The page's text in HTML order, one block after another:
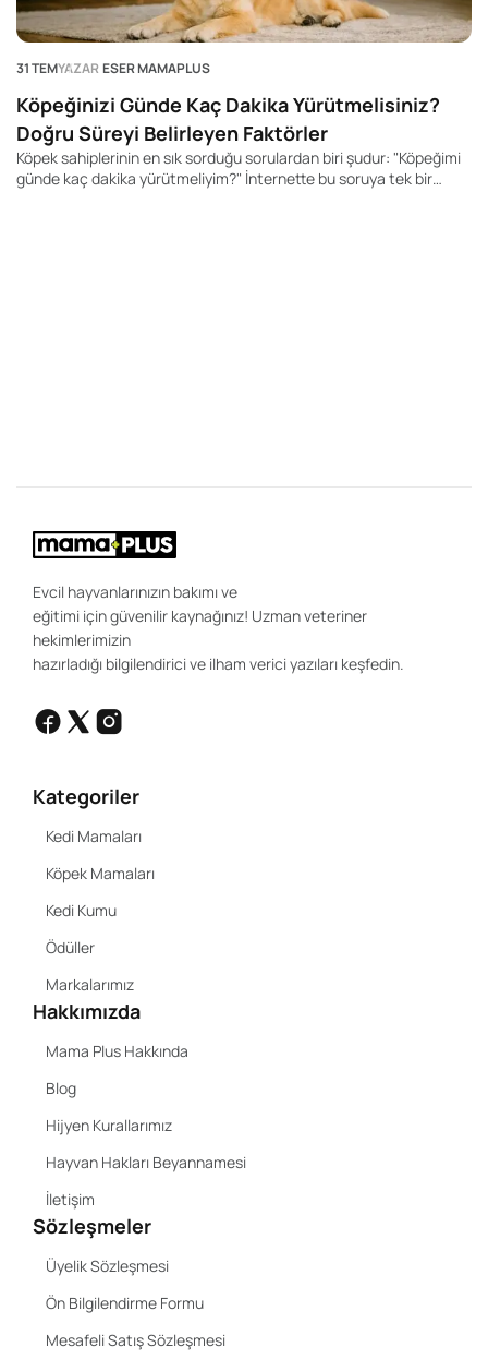
31 TEMYAZAR ESER MAMAPLUS
Köpeğinizi Günde Kaç Dakika Yürütmelisiniz?
Doğru Süreyi Belirleyen Faktörler
Köpek sahiplerinin en sık sorduğu sorulardan biri şudur: "Köpeğimi
günde kaç dakika yürütmeliyim?" İnternette bu soruya tek bir
Evcil hayvanlarınızın bakımı ve
eğitimi için güvenilir kaynağınız! Uzman veteriner
hekimlerimizin
hazırladığı bilgilendirici ve ilham verici yazıları keşfedin.
Kategoriler
Kedi Mamaları
Köpek Mamaları
Kedi Kumu
Ödüller
Markalarımız
Hakkımızda
Mama Plus Hakkında
Blog
Hijyen Kurallarımız
Hayvan Hakları Beyannamesi
İletişim
Sözleşmeler
Üyelik Sözleşmesi
Ön Bilgilendirme Formu
Mesafeli Satış Sözleşmesi